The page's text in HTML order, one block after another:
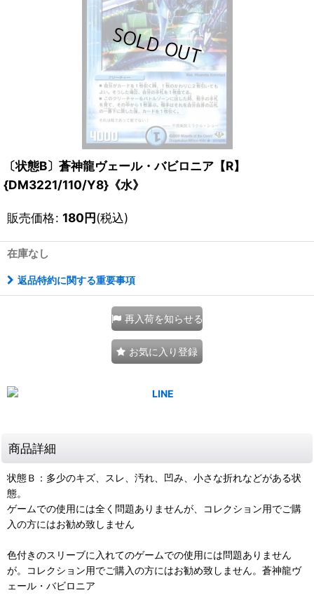
〔状態B〕蒼神龍ヴェール・バビロニア【R】
{DM3221/110/Y8}《水》
販売価格: 180円(税込)
在庫なし
返品特約に関する重要事項
再入荷を知らせる
お気に入り登録
商品詳細
状態Ｂ：多少のキズ、スレ、汚れ、凹み、小さな折れなどがある状
態。
ゲームでの使用には全く問題ありませんが、コレクション用でご購
入の方にはお勧め致しません
色付きのスリーブに入れてのゲームでの使用には問題ありません
が。コレクション用でご購入の方にはお勧め致しません。蒼神龍ヴ
ェール・バビロニア